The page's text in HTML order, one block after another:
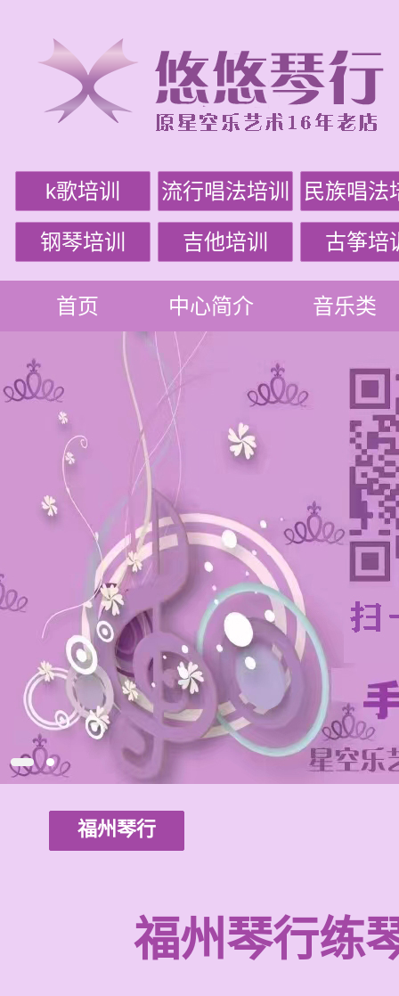
k歌培训 流行唱法培训 民族唱法
钢琴培训 吉他培训 古筝培
首页 中心简介 音乐类
福州琴行
福州琴行练